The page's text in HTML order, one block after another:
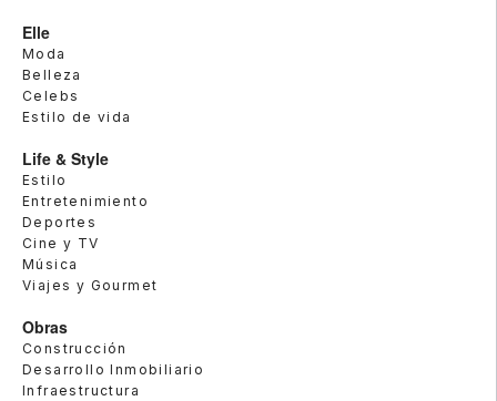
Elle
Moda
Belleza
Celebs
Estilo de vida
Life & Style
Estilo
Entretenimiento
Deportes
Cine y TV
Música
Viajes y Gourmet
Obras
Construcción
Desarrollo Inmobiliario
Infraestructura